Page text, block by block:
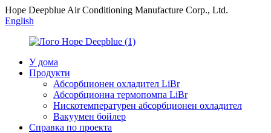
Hope Deepblue Air Conditioning Manufacture Corp., Ltd.
English
У дома
Продукти
Абсорбционен охладител LiBr
Абсорбционна термопомпа LiBr
Нискотемпературен абсорбционен охладител
Вакуумен бойлер
Справка по проекта